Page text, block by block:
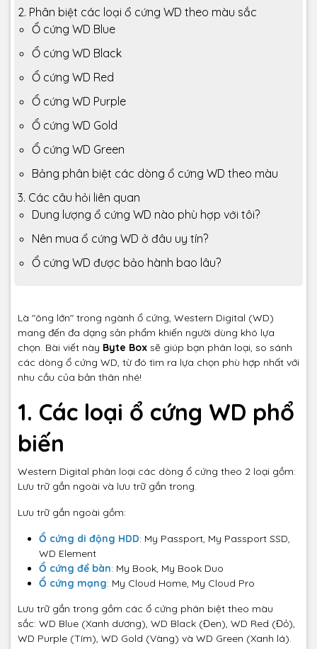
2. Phân biệt các loại ổ cứng WD theo màu sắc
Ổ cứng WD Blue
Ổ cứng WD Black
Ổ cứng WD Red
Ổ cứng WD Purple
Ổ cứng WD Gold
Ổ cứng WD Green
Bảng phân biệt các dòng ổ cứng WD theo màu
3. Các câu hỏi liên quan
Dung lượng ổ cứng WD nào phù hợp với tôi?
Nên mua ổ cứng WD ở đâu uy tín?
Ổ cứng WD được bảo hành bao lâu?
Là "ông lớn" trong ngành ổ cứng, Western Digital (WD)
mang đến đa dạng sản phẩm khiến người dùng khó lựa
chọn. Bài viết này Byte Box sẽ giúp bạn phân loại, so sánh
các dòng ổ cứng WD, từ đó tìm ra lựa chọn phù hợp nhất với
nhu cầu của bản thân nhé!
1. Các loại ổ cứng WD phổ
biến
Western Digital phân loại các dòng ổ cứng theo 2 loại gồm:
Lưu trữ gắn ngoài và lưu trữ gắn trong.
Lưu trữ gắn ngoài gồm:
Ổ cứng di động HDD: My Passport, My Passport SSD,
WD Element
Ổ cứng để bàn: My Book, My Book Duo
Ổ cứng mạng: My Cloud Home, My Cloud Pro
Lưu trữ gắn trong gồm các ổ cứng phân biệt theo màu
sắc: WD Blue (Xanh dương), WD Black (Đen), WD Red (Đỏ),
WD Purple (Tím), WD Gold (Vàng) và WD Green (Xanh lá).